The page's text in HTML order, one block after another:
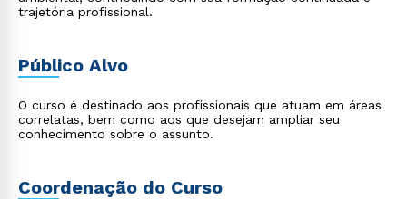
trajetória profissional.
Público Alvo
O curso é destinado aos profissionais que atuam em áreas
correlatas, bem como aos que desejam ampliar seu
conhecimento sobre o assunto.
Coordenação do Curso